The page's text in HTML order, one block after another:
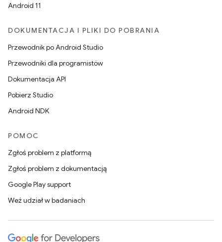
Android 11
DOKUMENTACJA I PLIKI DO POBRANIA
Przewodnik po Android Studio
Przewodniki dla programistów
Dokumentacja API
Pobierz Studio
Android NDK
POMOC
Zgłoś problem z platformą
Zgłoś problem z dokumentacją
Google Play support
Weź udział w badaniach